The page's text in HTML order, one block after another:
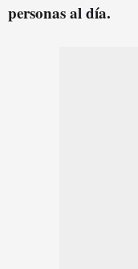
personas al día.